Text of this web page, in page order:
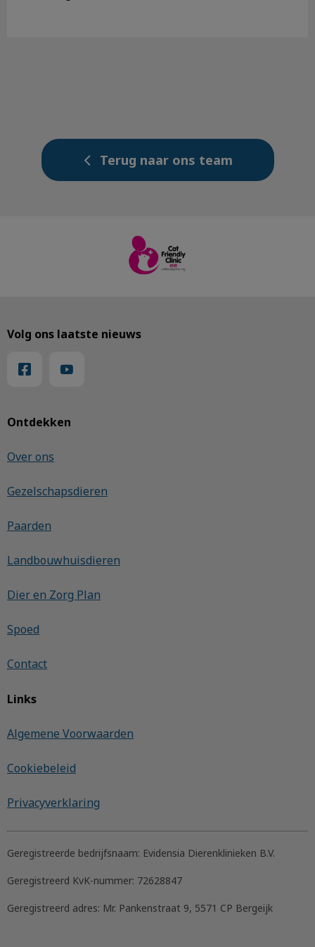
Terug naar ons team
Ontdekken
Over ons
Gezelschapsdieren
Paarden
Landbouwhuisdieren
Dier en Zorg Plan
Spoed
Contact
Links
Algemene Voorwaarden
Cookiebeleid
Privacyverklaring
Volg ons laatste nieuws
Geregistreerde bedrijfsnaam: Evidensia Dierenklinieken B.V.
Geregistreerd KvK-nummer: 72628847
Geregistreerd adres: Mr. Pankenstraat 9, 5571 CP Bergeijk